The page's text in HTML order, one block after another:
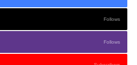
Follows
Follows